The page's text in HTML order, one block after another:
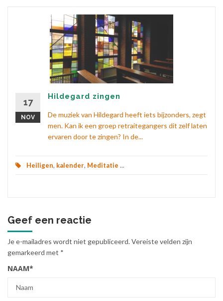
17
NOV
Hildegard zingen
De muziek van Hildegard heeft iets bijzonders, zegt
men. Kan ik een groep retraitegangers dit zelf laten
ervaren door te zingen? In de...
Heiligen, kalender, Meditatie ...
Geef een reactie
Je e-mailadres wordt niet gepubliceerd.Vereiste velden zijn
gemarkeerd met *
NAAM*